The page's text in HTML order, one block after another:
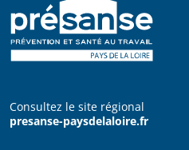
Consultez le site régional
presanse-paysdelaloire.fr